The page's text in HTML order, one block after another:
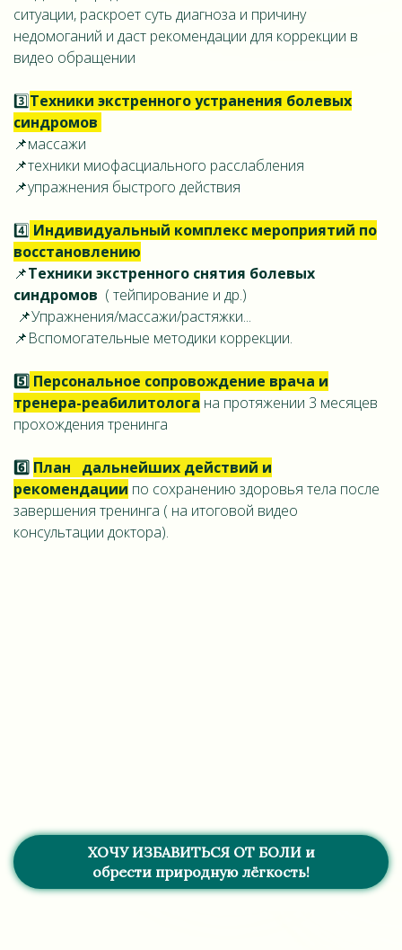
ситуации, раскроет суть диагноза и причину
недомоганий и даст рекомендации для коррекции в
видео обращении
3️⃣Техники экстренного устранения болевых
синдромов
📌массажи
📌техники миофасциального расслабления
📌упражнения быстрого действия
4️⃣ Индивидуальный комплекс мероприятий по
восстановлению
📌Техники экстренного снятия болевых
синдромов ( тейпирование и др.)
📌Упражнения/массажи/растяжки...
📌Вспомогательные методики коррекции.
5️⃣ Персональное сопровождение врача и
тренера-реабилитолога на протяжении 3 месяцев
прохождения тренинга
6️⃣ План дальнейших действий и
рекомендации по сохранению здоровья тела после
завершения тренинга ( на итоговой видео
консультации доктора).
ХОЧУ ИЗБАВИТЬСЯ ОТ БОЛИ и
обрести природную лёгкость!